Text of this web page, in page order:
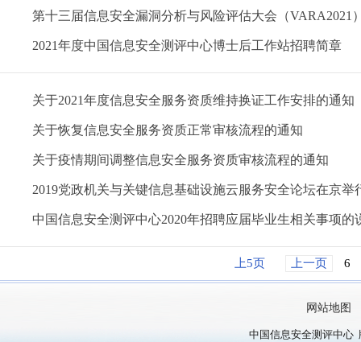
第十三届信息安全漏洞分析与风险评估大会（VARA2021
2021年度中国信息安全测评中心博士后工作站招聘简章
关于2021年度信息安全服务资质维持换证工作安排的通知
关于恢复信息安全服务资质正常审核流程的通知
关于疫情期间调整信息安全服务资质审核流程的通知
2019党政机关与关键信息基础设施云服务安全论坛在京举
中国信息安全测评中心2020年招聘应届毕业生相关事项的
上5页 上一页 6
网站地图
中国信息安全测评中心